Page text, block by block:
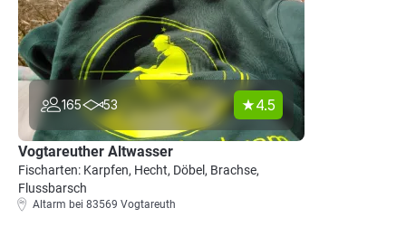
165 53 4.5
Vogtareuther Altwasser
Fischarten: Karpfen, Hecht, Döbel, Brachse,
Flussbarsch
Altarm bei 83569 Vogtareuth